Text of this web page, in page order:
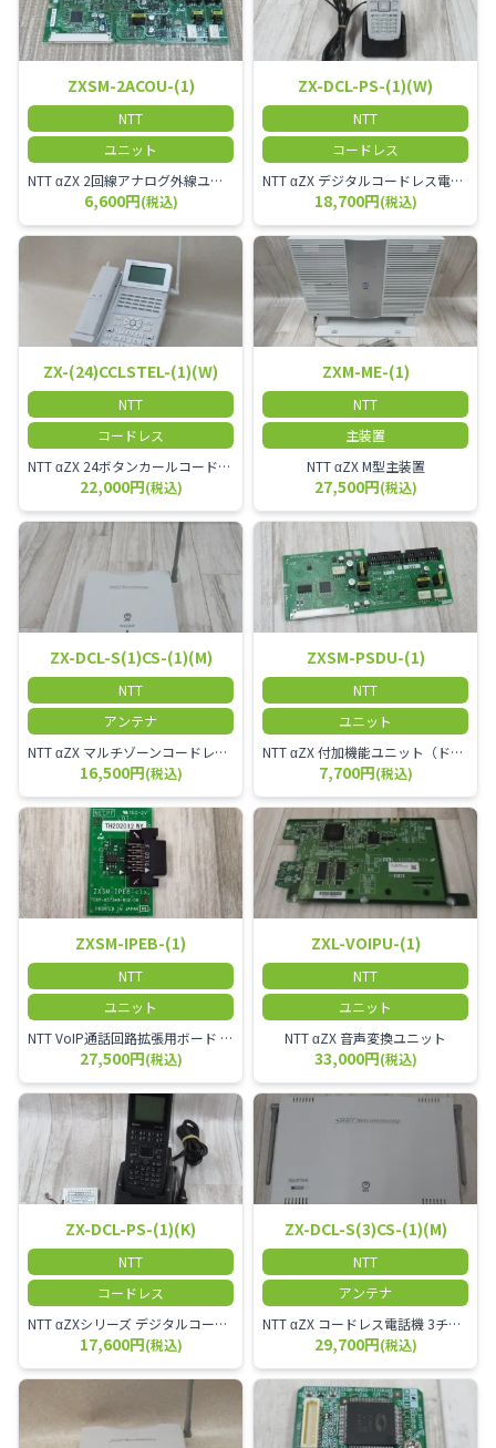
ZXSM-2ACOU-(1)
NTT
ユニット
NTT αZX 2回線アナログ外線ユニット
6,600円(税込)
ZX-DCL-PS-(1)(W)
NTT
コードレス
NTT αZX デジタルコードレス電話機 対応主装置及びアンテナを使用してご利用いただけます。 特に工場や倉庫等、オフィスから離れたところで作業をされている方に適しています。
18,700円(税込)
ZX-(24)CCLSTEL-(1)(W)
NTT
コードレス
NTT αZX 24ボタンカールコードレス電話機 無線タイプ、電話機と子機が離れるタイプのカールコードレス電話機です。 決裁者様等、オフィス内を頻繁に動かれる方のご使用が多いです。
22,000円(税込)
ZXM-ME-(1)
NTT
主装置
NTT αZX M型主装置
27,500円(税込)
ZX-DCL-S(1)CS-(1)(M)
NTT
アンテナ
NTT αZX マルチゾーンコードレススターアンテナ(マスター)
16,500円(税込)
ZXSM-PSDU-(1)
NTT
ユニット
NTT αZX 付加機能ユニット（ドアホンなど）
7,700円(税込)
ZXSM-IPEB-(1)
NTT
ユニット
NTT VoIP通話回路拡張用ボード ZXSM－IP内線ボード－「1」
27,500円(税込)
ZXL-VOIPU-(1)
NTT
ユニット
NTT αZX 音声変換ユニット
33,000円(税込)
ZX-DCL-PS-(1)(K)
NTT
コードレス
NTT αZXシリーズ デジタルコードレス電話機（黒） 倉庫や工場など、オフィスから離れて仕事をする方に適しています。 コードレス単体では使用できないので、別途、専用の主装置及びアンテナが必要です。
17,600円(税込)
ZX-DCL-S(3)CS-(1)(M)
NTT
アンテナ
NTT αZX コードレス電話機 3チャンネル用 接続装置 マスター デジタルコードレス（ZX-DCL-PS等）の専用管理用アンテナです。
29,700円(税込)